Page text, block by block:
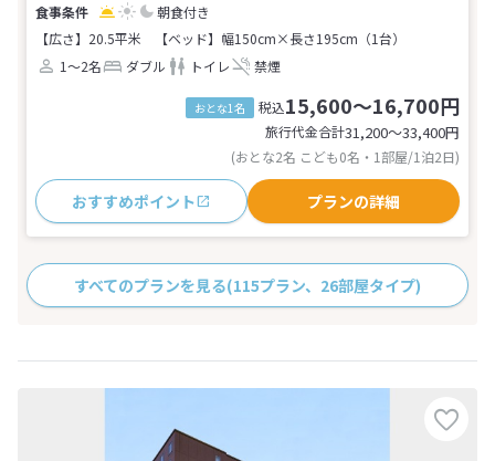
朝食付き
【広さ】20.5平米
【ベッド】幅150cm×長さ195cm（1台）
1～2名
ダブル トイレ 禁煙
おとな1名 税込15,600～16,700円
旅行代金合計31,200〜33,400円
(おとな2名 こども0名・1部屋/1泊2日)
おすすめポイント プランの詳細
すべてのプランを見る(115プラン、26部屋タイプ)